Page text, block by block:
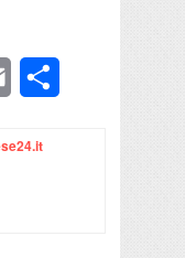
Email